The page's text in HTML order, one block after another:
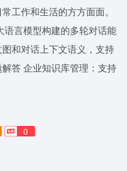
工作和生活的方方面面。
言模型构建的多轮对话能
和对话上下文语义，支持
答 企业知识库管理：支持
0